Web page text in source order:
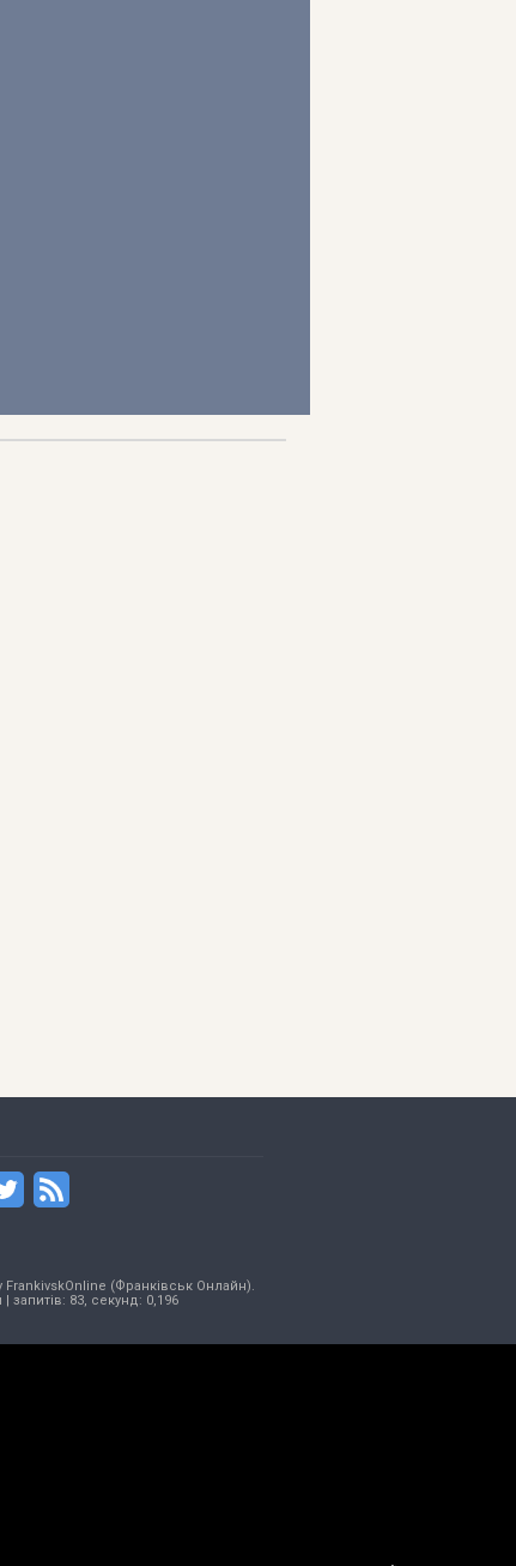
FrankivskOnline (Франківськ Онлайн).
| запитів: 83, секунд: 0,196